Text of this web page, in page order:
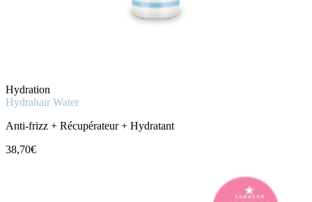
Hydration
Hydrahair Water
Anti-frizz + Récupérateur + Hydratant
38,70€